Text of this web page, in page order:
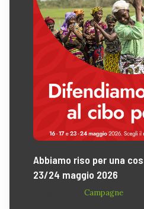
Abbiamo riso per una
23/24 maggio 2026
Campagne